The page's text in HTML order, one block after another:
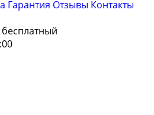
Гарантия Отзывы Контакты